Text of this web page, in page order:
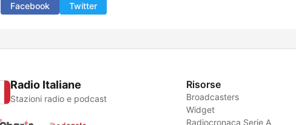
Facebook Twitter
Radio Italiane
Stazioni radio e podcast
Risorse
Broadcasters
Widget
Radiocronaca Serie A